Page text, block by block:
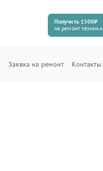
Получить 1500₽
на ремонт техники
Заявка на ремонт Контакты